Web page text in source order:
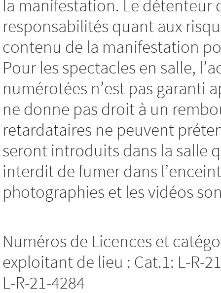
la manifestation. Le détenteur
responsabilités quant aux
contenu de la manifestation
Pour les spectacles en salle,
numérotées n’est pas garanti
ne donne pas droit à un
retardataires ne peuvent
seront introduits dans la salle
interdit de fumer dans
photographies et les vidéos
Numéros de Licences et
exploitant de lieu : Cat.1: L-R-
L-R-21-4284